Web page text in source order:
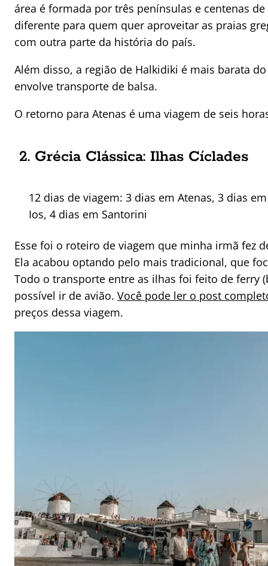
área é formada por três penínsulas e centenas
diferente para quem quer aproveitar as praias
com outra parte da história do país.
Além disso, a região de Halkidiki é mais barata
envolve transporte de balsa.
O retorno para Atenas é uma viagem de seis
2. Grécia Clássica: Ilhas Cíclades
12 dias de viagem: 3 dias em Atenas, 3 dias
Ios, 4 dias em Santorini
Esse foi o roteiro de viagem que minha irmã fez
Ela acabou optando pelo mais tradicional, que
Todo o transporte entre as ilhas foi feito de ferry
possível ir de avião. Você pode ler o post
preços dessa viagem.